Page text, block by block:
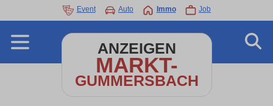
Event Auto Immo Job
ANZEIGEN
MARKT-
GUMMERSBACH